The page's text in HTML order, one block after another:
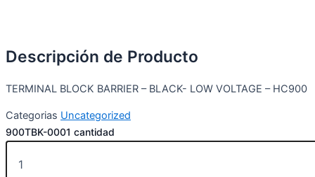
Descripción de Producto
TERMINAL BLOCK BARRIER – BLACK- LOW VOLTAGE – HC900
Categorias Uncategorized
900TBK-0001 cantidad